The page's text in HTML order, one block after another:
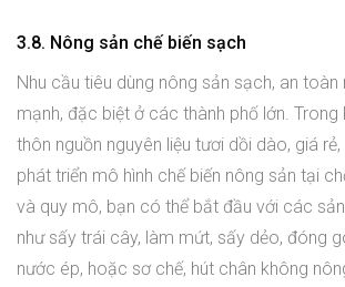
3.8. Nông sản chế biến sạch
Nhu cầu tiêu dùng nông sản sạch, an
mạnh, đặc biệt ở các thành phố lớn. Trong
thôn nguồn nguyên liệu tươi dồi dào, giá
phát triển mô hình chế biến nông sản tại
và quy mô, bạn có thể bắt đầu với các
như sấy trái cây, làm mứt, sấy dẻo, đóng
nước ép, hoặc sơ chế, hút chân không